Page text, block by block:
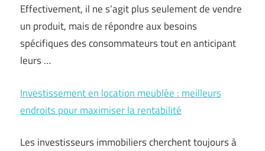
Effectivement, il ne s’agit plus seulement de vendre
un produit, mais de répondre aux besoins
spécifiques des consommateurs tout en anticipant
leurs …
Investissement en location meublée : meilleurs
endroits pour maximiser la rentabilité
Les investisseurs immobiliers cherchent toujours à